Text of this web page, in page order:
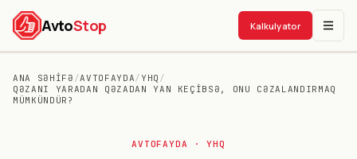
AvtoStop Kalkulyator
ANA SƏHIFƏ /AVTOFAYDA/YHQ /
QƏZANI YARADAN QƏZADAN YAN KEÇIBSƏ, ONU CƏZALANDIRMAQ
MÜMKÜNDÜR?
AVTOFAYDA · YHQ